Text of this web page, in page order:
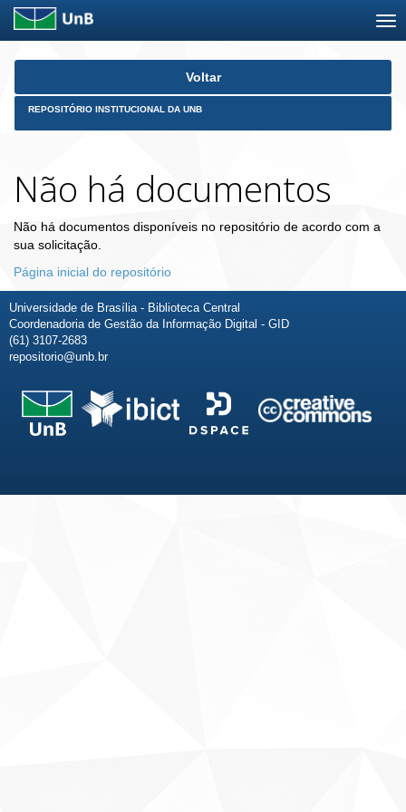
Skip
Voltar
REPOSITÓRIO INSTITUCIONAL DA UNB
Não há documentos
Não há documentos disponíveis no repositório de acordo com a
sua solicitação.
Página inicial do repositório
Universidade de Brasília - Biblioteca Central
Coordenadoria de Gestão da Informação Digital - GID
(61) 3107-2683
repositorio@unb.br